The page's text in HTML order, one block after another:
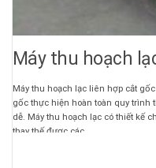
Máy thu hoạch
Máy thu hoạch lạc liên hợp cắt
gốc thực hiện hoàn toàn quy trình
dễ. Máy thu hoạch lạc có thiết kế
thay thế được các ...